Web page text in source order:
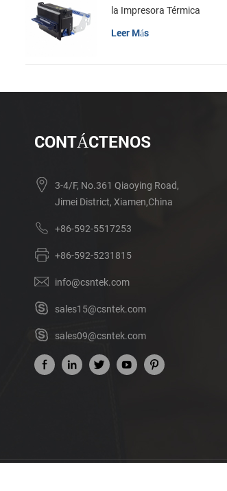
la Impresora Térmica
Leer Más
CONTÁCTENOS
3-4/F, No.361 Qiaoying Road,
Jimei District, Xiamen,China
+86-592-5517253
+86-592-5231815
info@csntek.com
sales15@csntek.com
sales09@csntek.com